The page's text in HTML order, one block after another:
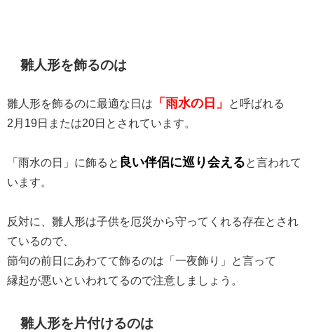
雛人形を飾るのは
雛人形を飾るのに最適な日は 「雨水の日」
と呼ばれる
2月19日または20日とされています。
「雨水の日」に飾ると 良い伴侶に巡り会える と言われて
います。
反対に、雛人形は子供を厄災から守ってくれる存在とされ
ているので、
節句の前日にあわてて飾るのは「一夜飾り」と言って
縁起が悪いといわれてるので注意しましょう。
雛人形を片付けるのは